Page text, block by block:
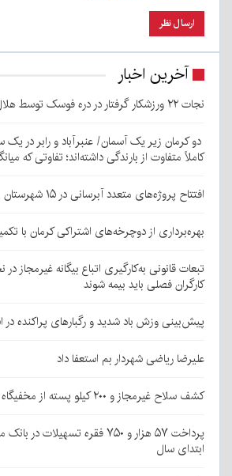
آخرین اخبار
نجات ۲۲ ورزشکار گرفتار در دره فوسک توسط هلال‌احمر کرمان
دو کرمان زیر یک آسمان/ عنبرآباد و رابر در یک
کاملاً متفاوت از بارندگی داشته‌اند؛ تفاوتی که
افتتاح پروژه‌های متعدد آبرسانی در ۱۵ شهرستان
بهره‌برداری از دوچرخه‌های اشتراکی کرمان با
تبعات قانونی به‌کارگیری اتباع بیگانه غیرمجاز
کارگران فصلی باید بیمه شوند
پیش‌بینی وزش باد شدید و رگبارهای پراکنده در
علیرضا ریاضی شهردار بم استعفا داد
کشف سلاح غیرمجاز و ۲۰۰ کیلو پسته از مخفیگاه سارق رفسنجانی
پرداخت ۵۷ هزار و ۷۵۰ فقره تسهیلات
ابتدای سال